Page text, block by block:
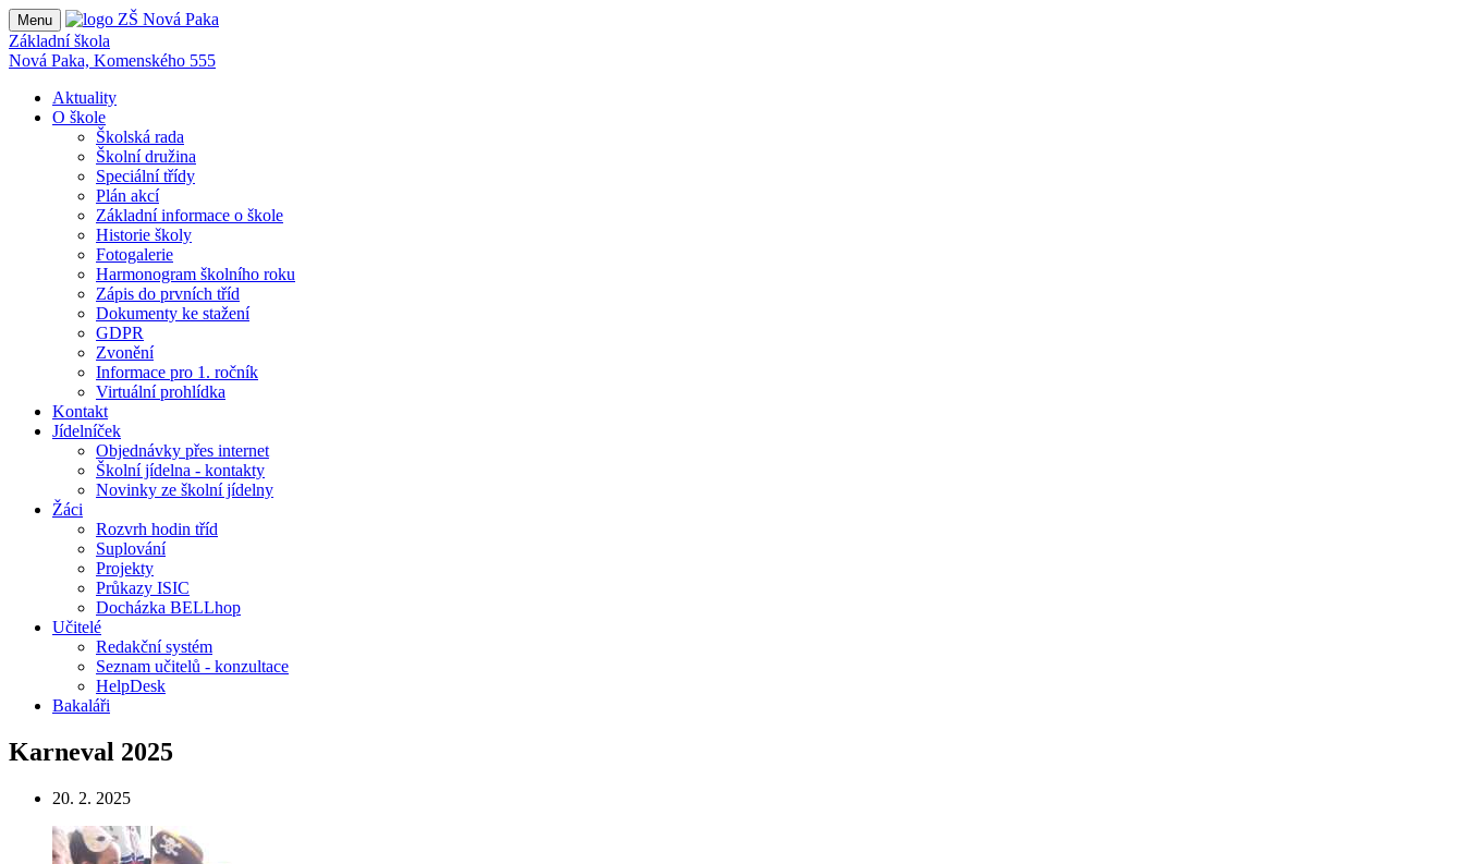
Menu
Základní škola
Nová Paka, Komenského 555
Aktuality
O škole
Školská rada
Školní družina
Speciální třídy
Plán akcí
Základní informace o škole
Historie školy
Fotogalerie
Harmonogram školního roku
Zápis do prvních tříd
Dokumenty ke stažení
GDPR
Zvonění
Informace pro 1. ročník
Virtuální prohlídka
Kontakt
Jídelníček
Objednávky přes internet
Školní jídelna - kontakty
Novinky ze školní jídelny
Žáci
Rozvrh hodin tříd
Suplování
Projekty
Průkazy ISIC
Docházka BELLhop
Učitelé
Redakční systém
Seznam učitelů - konzultace
HelpDesk
Bakaláři
Karneval 2025
20. 2. 2025